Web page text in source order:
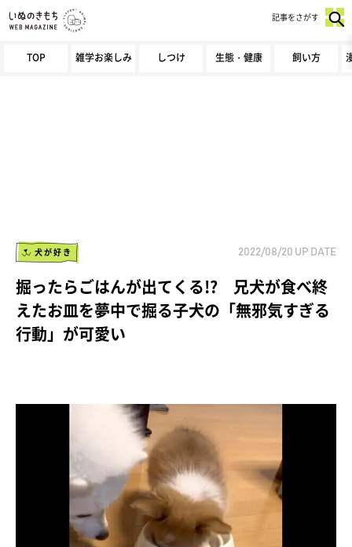
TOP 雑学お楽しみ しつけ 生態・健康 飼い方
記事をさがす
犬が好き 2022/08/20 UP DATE
掘ったらごはんが出てくる!? 兄犬が食べ終
えたお皿を夢中で掘る子犬の「無邪気すぎる
行動」が可愛い